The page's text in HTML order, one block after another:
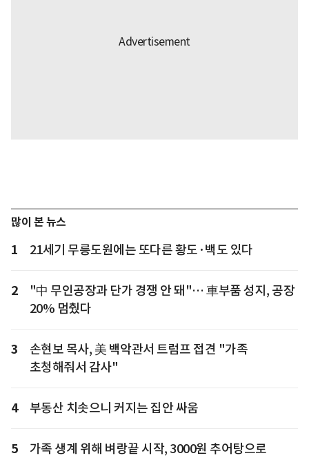
많이 본 뉴스
1 21세기 무릉도원에는 또다른 황도·백도 있다
2
"中 무인공장과 단가 경쟁 안 돼"… 車부품 성지, 공장
20% 멈췄다
3
손현보 목사, 美 백악관서 트럼프 접견 "가족
초청해줘서 감사"
4 부동산 치솟으니 커지는 집안 싸움
5
가족 생계 위해 벼랑끝 시작, 3000원 추어탕으로